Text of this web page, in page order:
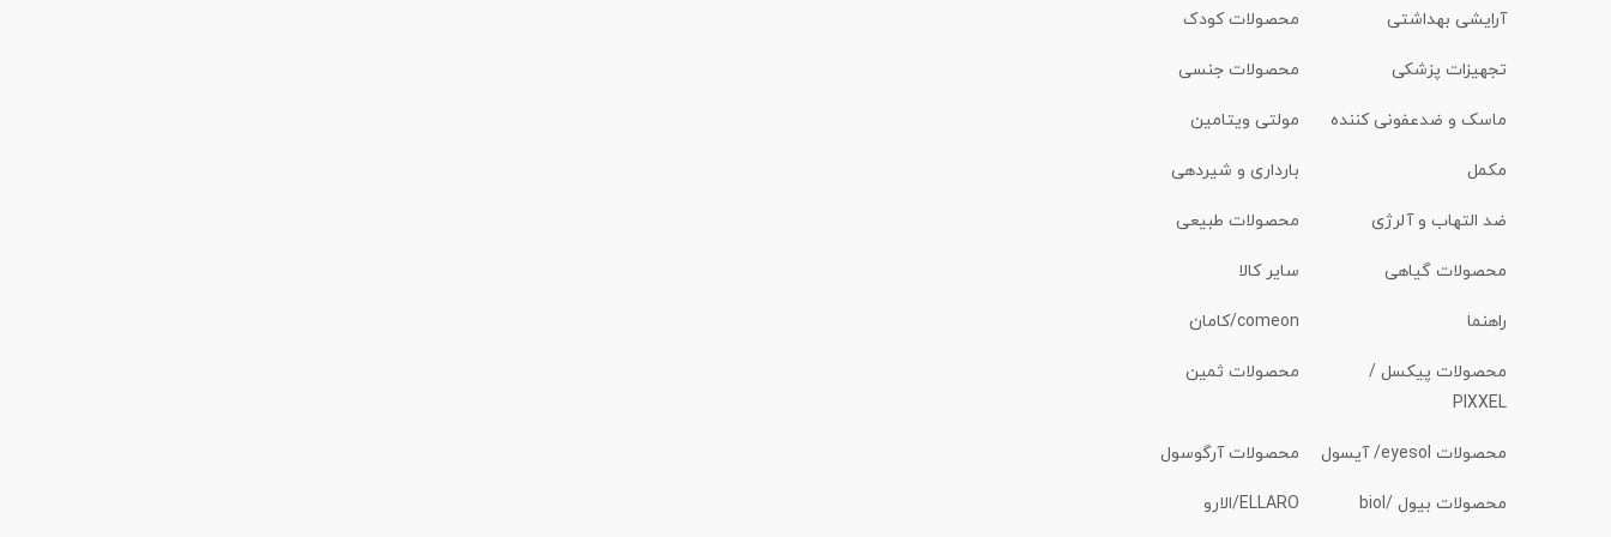
آرایشی بهداشتی محصولات کودک
تجهیزات پزشکی محصولات جنسی
ماسک و ضدعفونی کننده مولتی ویتامین
مکمل بارداری و شیردهی
ضد التهاب و آلرژی محصولات طبیعی
محصولات گیاهی سایر کالا
راهنما comeon/کامان
محصولات پیکسل /
PIXXEL
محصولات ثمین
محصولات eyesol/ آیسول محصولات آرگوسول
محصولات بیول /biol ELLARO/الارو